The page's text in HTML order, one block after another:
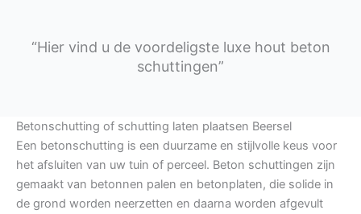
“Hier vind u de voordeligste luxe hout beton
schuttingen”
Betonschutting of schutting laten plaatsen Beersel
Een betonschutting is een duurzame en stijlvolle keus voor
het afsluiten van uw tuin of perceel. Beton schuttingen zijn
gemaakt van betonnen palen en betonplaten, die solide in
de grond worden neerzetten en daarna worden afgevult